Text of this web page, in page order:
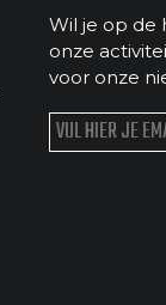
Wil je op de
onze
voor onze